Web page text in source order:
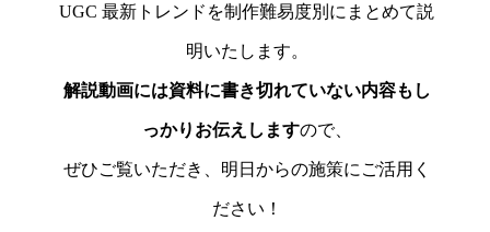
UGC 最新トレンドを制作難易度別にまとめて説
明いたします。
解説動画には資料に書き切れていない内容もし
っかりお伝えしますので、
ぜひご覧いただき、明日からの施策にご活用く
ださい！